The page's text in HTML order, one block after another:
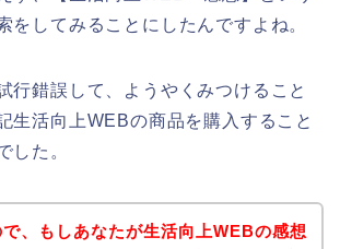
をしてみることにしたんですよね。
行錯誤して、ようやくみつけること
生活向上WEBの商品を購入すること
した。
、もしあなたが生活向上WEBの感想